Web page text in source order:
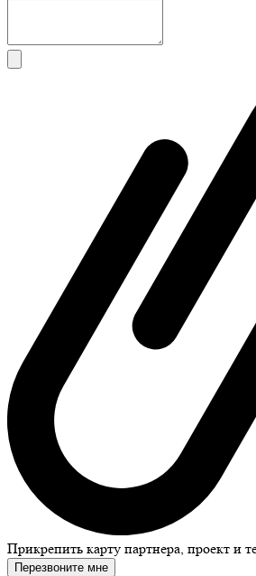
Прикрепить карту партнера, проект и
Перезвоните мне